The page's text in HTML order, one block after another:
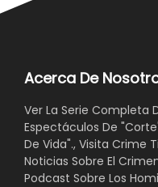
Acerca De
Ver La Serie Completa
Espectáculos De
De Vida"., Visita Crime
Noticias Sobre El
Podcast Sobre Los